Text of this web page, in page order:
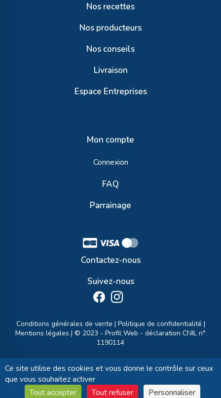
Nos recettes
Nos producteurs
Nos conseils
Livraison
Espace Entreprises
Mon compte
Connexion
FAQ
Parrainage
Contactez-nous
Suivez-nous
Conditions générales de vente | Politique de confidentialité |
Mentions légales | © 2023 - Profil Web - déclaration CNIL n°
1190114
Ce site utilise des cookies et vous donne le contrôle sur ceux
que vous souhaitez activer
Tout accepter
Tout refuser Personnaliser